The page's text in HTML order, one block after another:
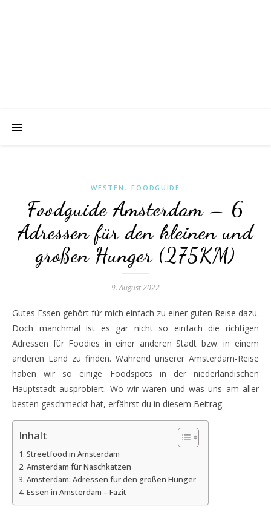
WESTEN ,FOODGUIDE
Foodguide Amsterdam – 6
Adressen für den kleinen und
großen Hunger (275KM)
9. August 2022
Gutes Essen gehört für mich einfach zu einer guten Reise dazu.
Doch manchmal ist es gar nicht so einfach die richtigen
Adressen für Foodies in einer anderen Stadt bzw. in einem
anderen Land zu finden. Während unserer Amsterdam-Reise
haben wir so einige Foodspots in der niederländischen
Hauptstadt ausprobiert. Wo wir waren und was uns am aller
besten geschmeckt hat, erfährst du in diesem Beitrag.
Inhalt
Streetfood in Amsterdam
Amsterdam für Naschkatzen
Amsterdam: Adressen für den großen Hunger
Essen in Amsterdam – Fazit